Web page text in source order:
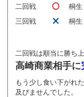
二回戦
桐生
三回戦
桐生
二回戦は順当に勝ち
高崎商業相手に
もう少し食い下がれ
及びませんでした。